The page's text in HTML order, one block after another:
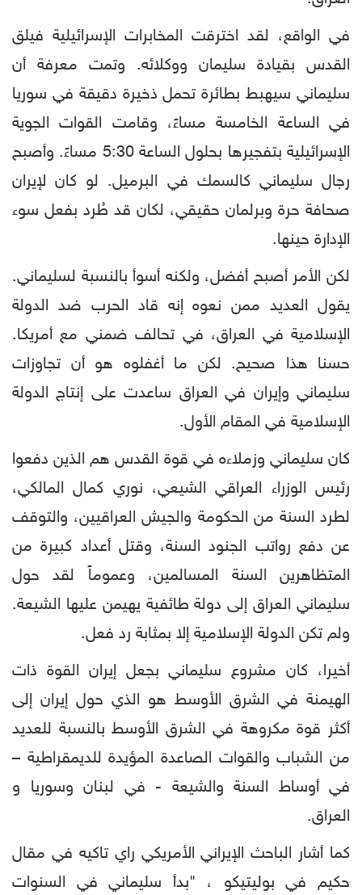
في الواقع، لقد اخترقت المخابرات الإسرائيلية فيلق
القدس بقيادة سليمان ووكلائه. وتمت معرفة أن
سليماني سيهبط بطائرة تحمل ذخيرة دقيقة في سوريا
في الساعة الخامسة مساءً، وقامت القوات الجوية
الإسرائيلية بتفجيرها بحلول الساعة 5:30 مساءً. وأصبح
رجال سليماني كالسمك في البرميل. لو كان لإيران
صحافة حرة وبرلمان حقيقي، لكان قد طُرد بفعل سوء
الإدارة حينها.
لكن الأمر أصبح أفضل، ولكنه أسوأ بالنسبة لسليماني.
يقول العديد ممن نعوه إنه قاد الحرب ضد الدولة
الإسلامية في العراق، في تحالف ضمني مع أمريكا.
حسنا هذا صحيح. لكن ما أغفلوه هو أن تجاوزات
سليماني وإيران في العراق ساعدت على إنتاج الدولة
الإسلامية في المقام الأول.
كان سليماني وزملاءه في قوة القدس هم الذين دفعوا
رئيس الوزراء العراقي الشيعي، نوري كمال المالكي،
لطرد السنة من الحكومة والجيش العراقيين، والتوقف
عن دفع رواتب الجنود السنة، وقتل أعداد كبيرة من
المتظاهرين السنة المسالمين، وعموماً لقد حول
سليماني العراق إلى دولة طائفية يهيمن عليها الشيعة.
ولم تكن الدولة الإسلامية إلا بمثابة رد فعل.
أخيرا، كان مشروع سليماني بجعل إيران القوة ذات
الهيمنة في الشرق الأوسط هو الذي حول إيران إلى
أكثر قوة مكروهة في الشرق الأوسط بالنسبة للعديد
من الشباب والقوات الصاعدة المؤيدة للديمقراطية –
في أوساط السنة والشيعة - في لبنان وسوريا و
العراق.
كما أشار الباحث الإيراني الأمريكي راي تاكيه في مقال
حكيم في بوليتيكو ، "بدأ سليماني في السنوات